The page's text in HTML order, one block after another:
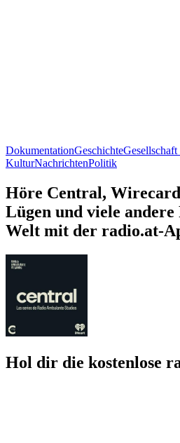
DokumentationGeschichteGesellschaft
KulturNachrichtenPolitik
Höre Central,
Lügen und viele andere
Welt mit der radio.at-
Hol dir die kostenlose